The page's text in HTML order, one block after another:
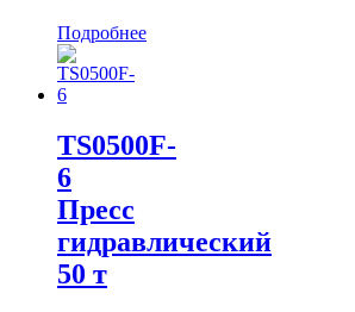
Подробнее
TS0500F-
6
Пресс
гидравлический
50 т